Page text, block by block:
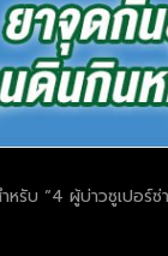
รับ “4 ผู้บ่าวซูเปอ